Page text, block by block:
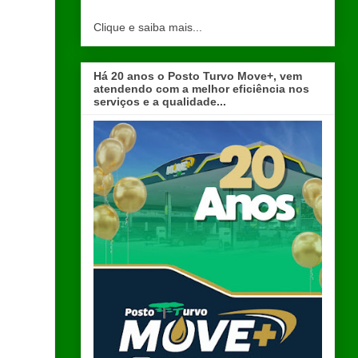
Clique e saiba mais...
Há 20 anos o Posto Turvo Move+, vem
atendendo com a melhor eficiência nos
serviços e a qualidade...